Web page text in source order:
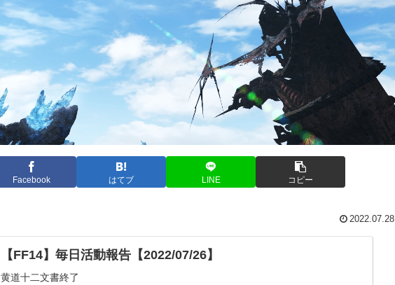
Facebook はてブ LINE コピー
2022.07.28
【FF14】毎日活動報告【2022/07/26】
黄道十二文書終了